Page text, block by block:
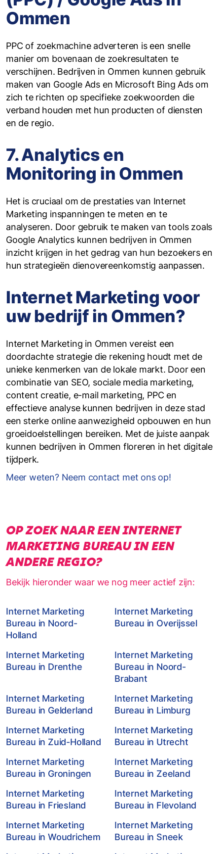
Ommen
PPC of zoekmachine adverteren is een snelle
manier om bovenaan de zoekresultaten te
verschijnen. Bedrijven in Ommen kunnen gebruik
maken van Google Ads en Microsoft Bing Ads om
zich te richten op specifieke zoekwoorden die
verband houden met hun producten of diensten
en de regio.
7. Analytics en
Monitoring in Ommen
Het is cruciaal om de prestaties van Internet
Marketing inspanningen te meten en te
analyseren. Door gebruik te maken van tools zoals
Google Analytics kunnen bedrijven in Ommen
inzicht krijgen in het gedrag van hun bezoekers en
hun strategieën dienovereenkomstig aanpassen.
Internet Marketing voor
uw bedrijf in Ommen?
Internet Marketing in Ommen vereist een
doordachte strategie die rekening houdt met de
unieke kenmerken van de lokale markt. Door een
combinatie van SEO, sociale media marketing,
content creatie, e-mail marketing, PPC en
effectieve analyse kunnen bedrijven in deze stad
een sterke online aanwezigheid opbouwen en hun
groeidoelstellingen bereiken. Met de juiste aanpak
kunnen bedrijven in Ommen floreren in het digitale
tijdperk.
Meer weten? Neem contact met ons op!
OP ZOEK NAAR EEN INTERNET
MARKETING BUREAU IN EEN
ANDERE REGIO?
Bekijk hieronder waar we nog meer actief zijn:
Internet Marketing
Bureau in Noord-
Holland
Internet Marketing
Bureau in Overijssel
Internet Marketing
Bureau in Drenthe
Internet Marketing
Bureau in Noord-
Brabant
Internet Marketing
Bureau in Gelderland
Internet Marketing
Bureau in Limburg
Internet Marketing
Bureau in Zuid-Holland
Internet Marketing
Bureau in Utrecht
Internet Marketing
Bureau in Groningen
Internet Marketing
Bureau in Zeeland
Internet Marketing
Bureau in Friesland
Internet Marketing
Bureau in Flevoland
Internet Marketing
Bureau in Woudrichem
Internet Marketing
Bureau in Sneek